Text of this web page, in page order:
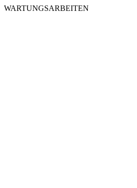
WARTUNGSARBEITEN